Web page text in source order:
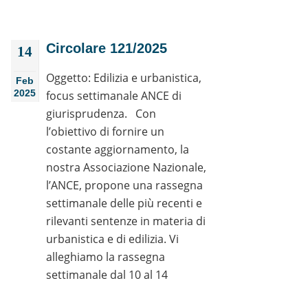
14
Feb
2025
Circolare 121/2025
Oggetto: Edilizia e urbanistica,
focus settimanale ANCE di
giurisprudenza. Con
l’obiettivo di fornire un
costante aggiornamento, la
nostra Associazione Nazionale,
l’ANCE, propone una rassegna
settimanale delle più recenti e
rilevanti sentenze in materia di
urbanistica e di edilizia. Vi
alleghiamo la rassegna
settimanale dal 10 al 14